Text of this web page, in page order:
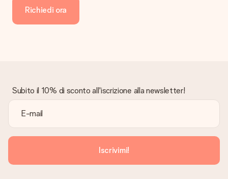
Richiedi ora
Subito il 10% di sconto all'iscrizione alla newsletter!
Iscrivimi!